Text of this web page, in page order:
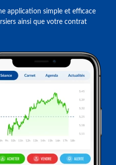
application simple et efficace
ainsi que votre contrat
pour contrôler la manière dont